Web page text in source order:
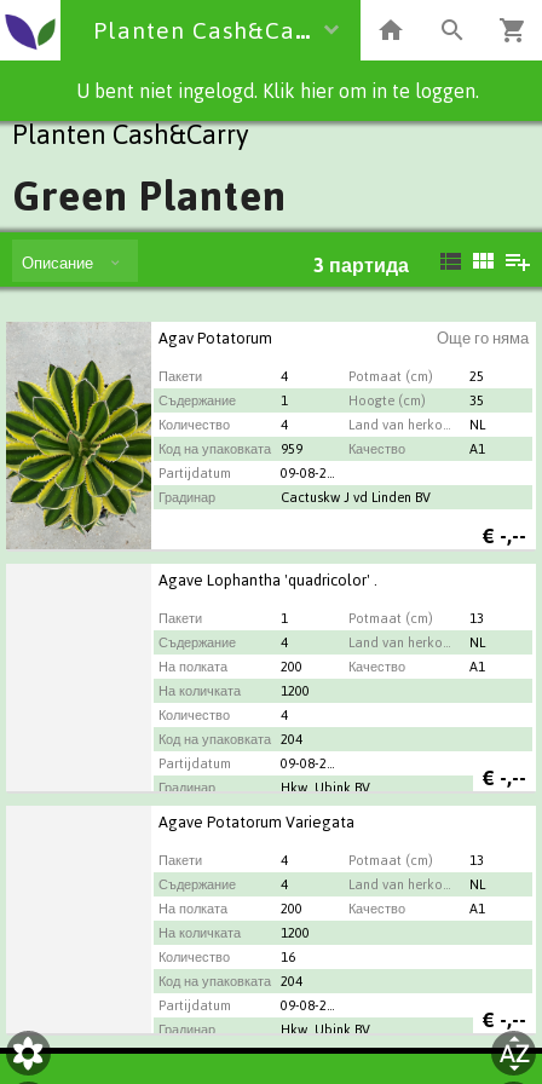
Planten Cash&Carry
U bent niet ingelogd. Klik hier om in te loggen.
Planten Cash&Carry
Green Planten
Описание 3 партида
Още го няма
Agav Potatorum
Пакети 4 Potmaat (cm)
25
Съдержание
1 Hoogte (cm)
35
Количество
4
NL
Код на упаковката
959 Качество
A1
Partijdatum
Градинар
Cactuskw J vd Linden BV
€ -,--
Agave Lophantha 'quadricolor' .
Пакети 1 Potmaat (cm)
13
Съдержание
4
NL
На полката
200 Качество
A1
На количката
1200
Количество
4
Код на упаковката
204
Partijdatum
Градинар
Hkw. Ubink BV € -,--
Agave Potatorum Variegata
Пакети 4 Potmaat (cm)
13
Съдержание
4
NL
На полката
200 Качество
A1
На количката
1200
Количество
16
Код на упаковката
204
Partijdatum
Градинар
Hkw. Ubink BV € -,--